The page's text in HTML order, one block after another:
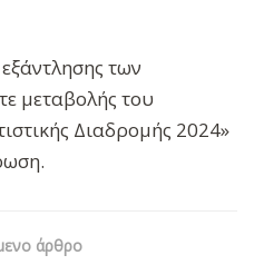
των
μεταβολής του
Διαδρομής 2024»
άρθρο